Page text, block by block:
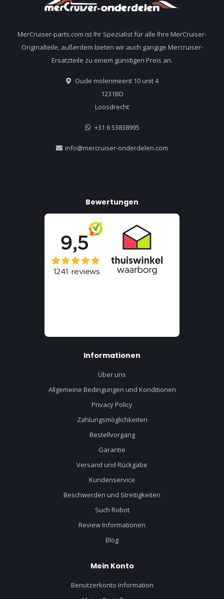
MerCruiser-parts.com ist Ihr Spezialist für alle Ihre MerCruiser-
Originalteile, außerdem bieten wir auch gängige Mercruiser-
Ersatzteile zu einem günstigen Preis an.
Oude molenmeent 10 unit 4
1231BD
Loosdrecht
+31 6 53838995
info@mercruiser-onderdelen.com
Bewertungen
Informationen
Über uns
Allgemeine Bedingungen und Konditionen
Privacy Policy
Zahlungsmöglichkeiten
Bestellvorgang
Garantie
Versand und Rückgabe
Kundenservice
Beschwerden und Streitigkeiten
Such Robot
Review Informationen
Blog
Mein Konto
Benutzerkonto Information